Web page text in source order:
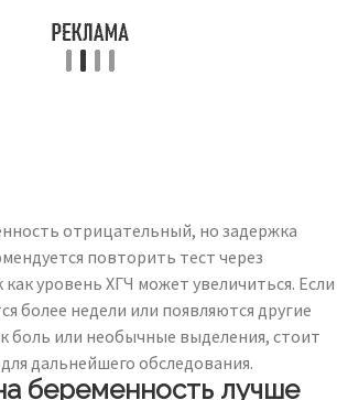
отрицательный, но задержка
повторить тест через
как уровень ХГЧ может увеличиться. Если
более недели или появляются другие
боль или необычные выделения, стоит
дальнейшего обследования.
беременность лучше